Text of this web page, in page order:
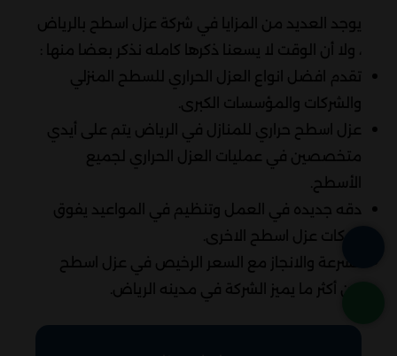
يوجد العديد من المزايا في شركة عزل اسطح بالرياض
، ولا أن الوقت لا يسعنا ذكرها كامله نذكر بعضا منها :
تقدم افضل انواع العزل الحراري للسطح المنزلي
والشركات والمؤسسات الكبرى.
عزل اسطح حراري للمنازل في الرياض يتم على أيدي
متخصصين في عمليات العزل الحراري لجميع
الأسطح.
دقه جديده في العمل وتنظيم في المواعيد يفوق
شركات عزل اسطح الاخرى.
السرعة والانجاز مع السعر الرخيص في عزل اسطح
من أكثر ما يميز الشركة في مدينه الرياض.